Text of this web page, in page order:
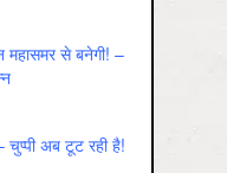
महासमर से बनेगी! –
अब टूट रही है!